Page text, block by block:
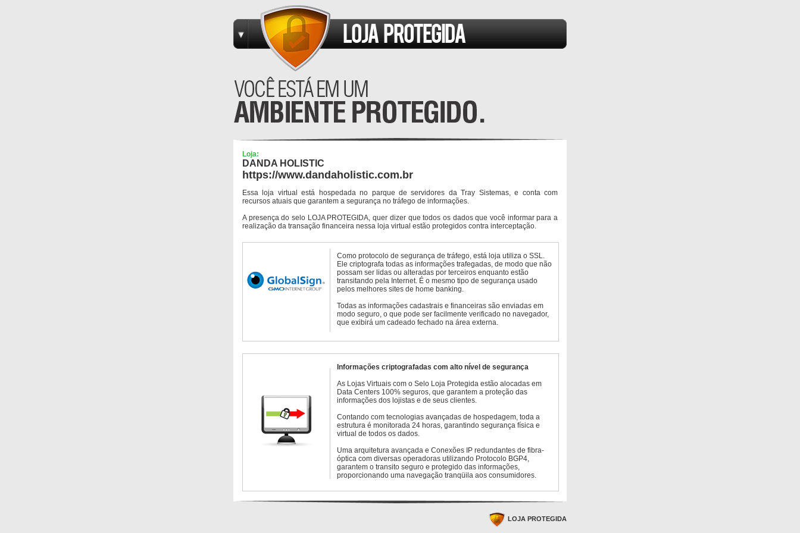
Loja:
DANDA HOLISTIC
https://www.dandaholistic.com.br
Essa loja virtual está hospedada no parque de servidores da Tray Sistemas, e conta com
recursos atuais que garantem a segurança no tráfego de informações.
A presença do selo LOJA PROTEGIDA, quer dizer que todos os dados que você informar para a
realização da transação financeira nessa loja virtual estão protegidos contra interceptação.
Como protocolo de segurança de tráfego, está loja utiliza o SSL.
Ele criptografa todas as informações trafegadas, de modo que não
possam ser lidas ou alteradas por terceiros enquanto estão
transitando pela Internet. É o mesmo tipo de segurança usado
pelos melhores sites de home banking.
Todas as informações cadastrais e financeiras são enviadas em
modo seguro, o que pode ser facilmente verificado no navegador,
que exibirá um cadeado fechado na área externa.
Informações criptografadas com alto nível de segurança
As Lojas Virtuais com o Selo Loja Protegida estão alocadas em
Data Centers 100% seguros, que garantem a proteção das
informações dos lojistas e de seus clientes.
Contando com tecnologias avançadas de hospedagem, toda a
estrutura é monitorada 24 horas, garantindo segurança física e
virtual de todos os dados.
Uma arquitetura avançada e Conexões IP redundantes de fibra-
óptica com diversas operadoras utilizando Protocolo BGP4,
garantem o transito seguro e protegido das informações,
proporcionando uma navegação tranqüila aos consumidores.
LOJA PROTEGIDA